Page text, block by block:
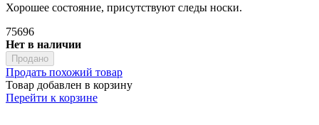
Хорошее состояние, присутствуют следы носки.
75696
Нет в наличии
Продано
Продать похожий товар
Товар добавлен в корзину
Перейти к корзине